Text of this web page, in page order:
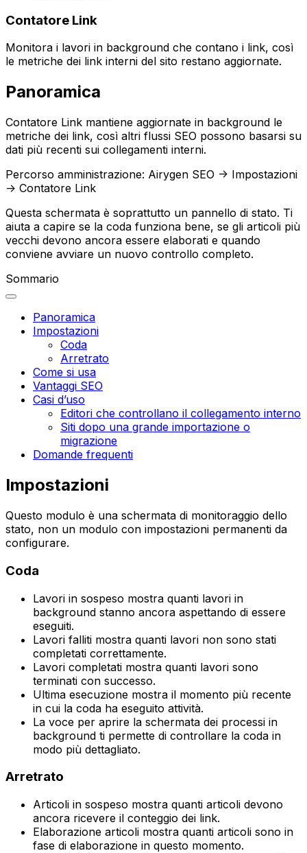
Contatore Link
Monitora i lavori in background che contano i link, così
le metriche dei link interni del sito restano aggiornate.
Panoramica
Contatore Link mantiene aggiornate in background le
metriche dei link, così altri flussi SEO possono basarsi su
dati più recenti sui collegamenti interni.
Percorso amministrazione: Airygen SEO -> Impostazioni
-> Contatore Link
Questa schermata è soprattutto un pannello di stato. Ti
aiuta a capire se la coda funziona bene, se gli articoli più
vecchi devono ancora essere elaborati e quando
conviene avviare un nuovo controllo completo.
Sommario
Panoramica
Impostazioni
Coda
Arretrato
Come si usa
Vantaggi SEO
Casi d’uso
Editori che controllano il collegamento interno
Siti dopo una grande importazione o
migrazione
Domande frequenti
Impostazioni
Questo modulo è una schermata di monitoraggio dello
stato, non un modulo con impostazioni permanenti da
configurare.
Coda
Lavori in sospeso mostra quanti lavori in
background stanno ancora aspettando di essere
eseguiti.
Lavori falliti mostra quanti lavori non sono stati
completati correttamente.
Lavori completati mostra quanti lavori sono
terminati con successo.
Ultima esecuzione mostra il momento più recente
in cui la coda ha eseguito attività.
La voce per aprire la schermata dei processi in
background ti permette di controllare la coda in
modo più dettagliato.
Arretrato
Articoli in sospeso mostra quanti articoli devono
ancora ricevere il conteggio dei link.
Elaborazione articoli mostra quanti articoli sono in
fase di elaborazione in questo momento.